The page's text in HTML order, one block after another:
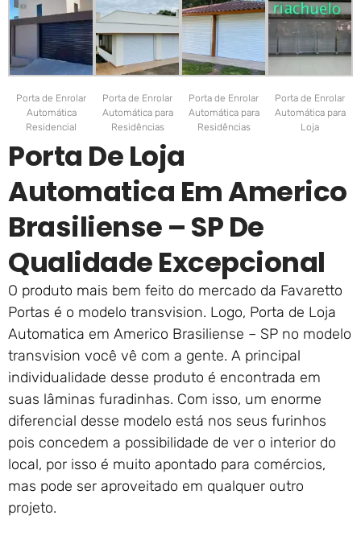
Porta de Enrolar
Automática
Residencial
Porta de Enrolar
Automática para
Residências
Porta de Enrolar
Automática para
Residências
Porta de Enrolar
Automática para
Loja
Porta De Loja
Automatica Em Americo
Brasiliense – SP De
Qualidade Excepcional
O produto mais bem feito do mercado da Favaretto
Portas é o modelo transvision. Logo, Porta de Loja
Automatica em Americo Brasiliense – SP no modelo
transvision você vê com a gente. A principal
individualidade desse produto é encontrada em
suas lâminas furadinhas. Com isso, um enorme
diferencial desse modelo está nos seus furinhos
pois concedem a possibilidade de ver o interior do
local, por isso é muito apontado para comércios,
mas pode ser aproveitado em qualquer outro
projeto.